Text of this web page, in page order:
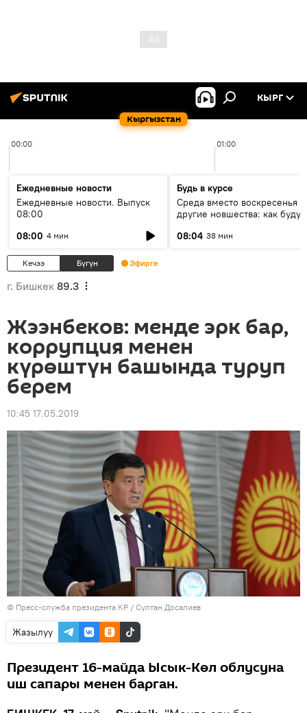
Кыргызстан
КЫРГ
00:00 01:00
Ежедневные новости
Ежедневные новости. Выпуск
08:00
08:00 4 мин
Будь в курсе
Среда вместо воскресенья и
другие новшества: как будут
08:04 38 мин
Кечээ Бүгүн Эфирге
г. Бишкек 89.3
Жээнбеков: менде эрк бар,
коррупция менен
күрөштүн башында туруп
берем
10:45 17.05.2019
© Пресс-служба президента КР / Султан Досалиев
Жазылуу
Президент 16-майда Ысык-Көл облусуна
иш сапары менен барган.